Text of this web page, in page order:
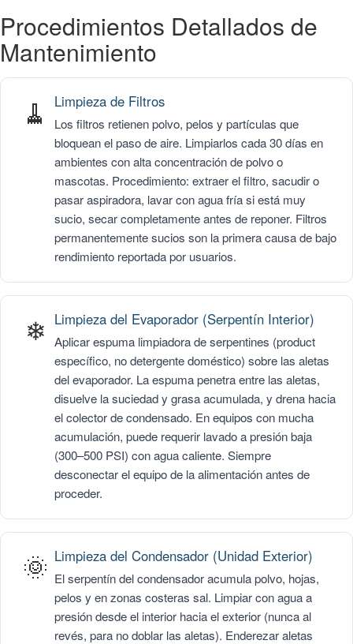
Procedimientos Detallados de
Mantenimiento
🧹 Limpieza de Filtros
Los filtros retienen polvo, pelos y partículas que
bloquean el paso de aire. Limpiarlos cada 30 días en
ambientes con alta concentración de polvo o
mascotas. Procedimiento: extraer el filtro, sacudir o
pasar aspiradora, lavar con agua fría si está muy
sucio, secar completamente antes de reponer. Filtros
permanentemente sucios son la primera causa de bajo
rendimiento reportada por usuarios.
❄ Limpieza del Evaporador (Serpentín Interior)
Aplicar espuma limpiadora de serpentines (product
específico, no detergente doméstico) sobre las aletas
del evaporador. La espuma penetra entre las aletas,
disuelve la suciedad y grasa acumulada, y drena hacia
el colector de condensado. En equipos con mucha
acumulación, puede requerir lavado a presión baja
(300–500 PSI) con agua caliente. Siempre
desconectar el equipo de la alimentación antes de
proceder.
🌞 Limpieza del Condensador (Unidad Exterior)
El serpentín del condensador acumula polvo, hojas,
pelos y en zonas costeras sal. Limpiar con agua a
presión desde el interior hacia el exterior (nunca al
revés, para no doblar las aletas). Enderezar aletas